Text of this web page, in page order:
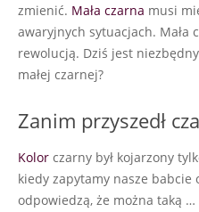
zmienić. Mała czarna musi
awaryjnych sytuacjach. Mała
rewolucją. Dziś jest
małej czarnej?
Zanim przyszedł
Kolor czarny był kojarzony
kiedy zapytamy nasze babcie
odpowiedzą, że można taką …